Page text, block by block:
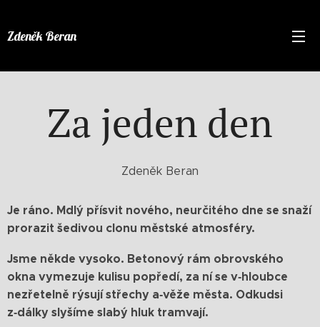
Zdeněk Beran
Za jeden den
Zdeněk Beran
Je ráno. Mdlý přísvit nového, neurčitého dne se snaží
prorazit šedivou clonu městské atmosféry.
Jsme někde vysoko. Betonový rám obrovského
okna vymezuje kulisu popředí, za ní se v‑hloubce
nezřetelně rýsují střechy a‑věže města. Odkudsi
z‑dálky slyšíme slabý hluk tramvají.